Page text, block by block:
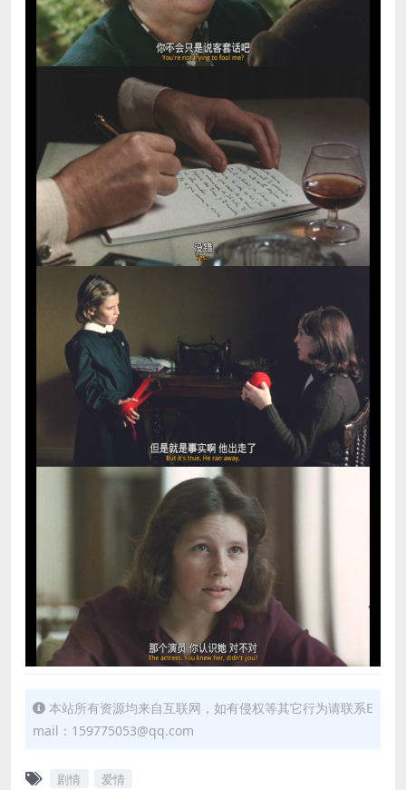
本站所有资源均来自互联网，如有侵权等其它行为请联系E
mail：159775053@qq.com
剧情 爱情